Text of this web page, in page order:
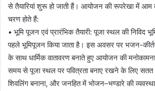
से तैयारियां शुरू हो जाती हैं। आयोजन की रूपरेखा में आम
चरण होते हैं:
• भूमि पूजन एवं प्रारंभिक तैयारी: पूजा स्थल की निविद
पहले भूमिपूजन किया जाता है। इस अवसर पर भजन-
के साथ धार्मिक वातावरण बनाते हुए आयोजन की
समय से पूजा स्थल पर पवित्रता बनाए रखने के लिए
शिवलिंग बनाना, और जनहित में भोजन–भण्डारे की